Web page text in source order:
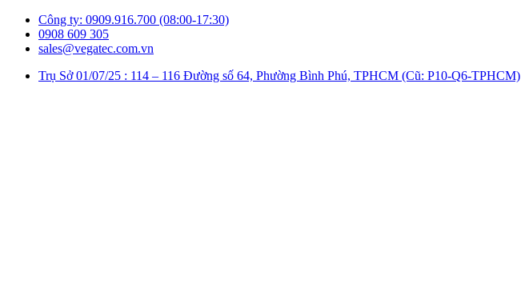
Công ty: 0909.916.700 (08:00-17:30)
0908 609 305
sales@vegatec.com.vn
Trụ Sở 01/07/25 : 114 – 116 Đường số 64, Phường Bình Phú, TPHCM (Cũ: P10-Q6-TPHCM)